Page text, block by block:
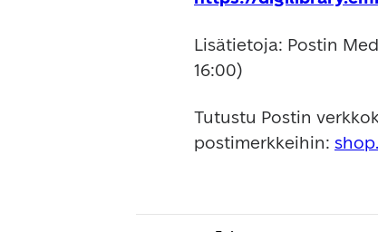
Lisätietoja: Postin
16:00)
Tutustu Postin
postimerkkeihin: